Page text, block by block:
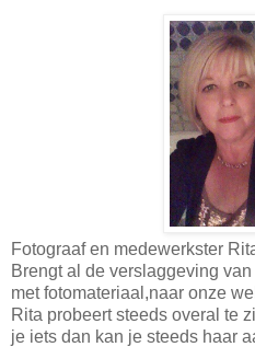
Fotograaf en medewerkster
Brengt al de verslaggeving van
met fotomateriaal,naar onze
Rita probeert steeds overal te
je iets dan kan je steeds haar